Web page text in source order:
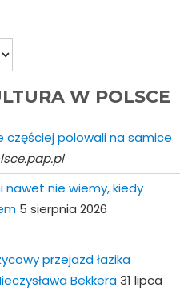
W POLSCE
polowali na samice
nawet nie wiemy, kiedy
5 sierpnia 2026
przejazd łazika
Bekkera31 lipca